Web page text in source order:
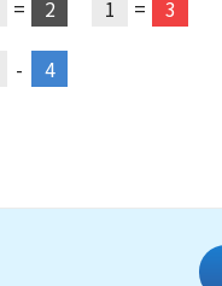
= 2 1 = 3
- 4